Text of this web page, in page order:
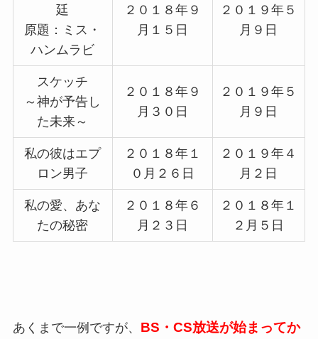
廷
原題：ミス・
ハンムラビ
２０１８年９
月１５日
２０１９年５
月９日
スケッチ
～神が予告し
た未来～
２０１８年９
月３０日
２０１９年５
月９日
私の彼はエプ
ロン男子
２０１８年１
０月２６日
２０１９年４
月２日
私の愛、あな
たの秘密
２０１８年６
月２３日
２０１８年１
２月５日
あくまで一例ですが、 BS・CS放送が始まってか